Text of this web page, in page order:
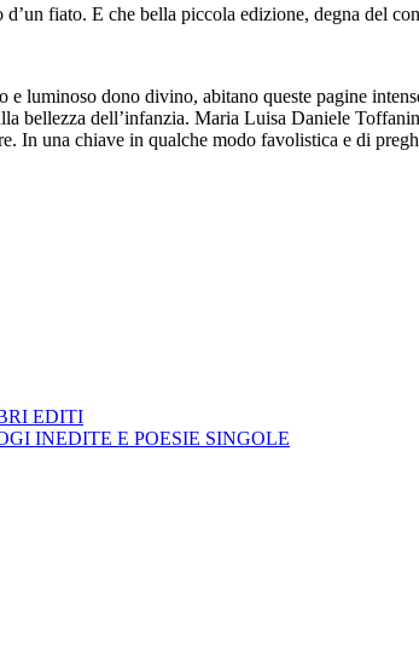
fiato. E che bella piccola edizione, degna del
luminoso dono divino, abitano queste pagine
bellezza dell’infanzia. Maria Luisa Daniele
In una chiave in qualche modo favolistica e di
EDITI
INEDITE E POESIE SINGOLE